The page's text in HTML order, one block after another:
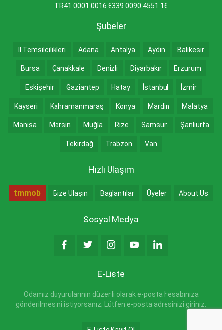
TR41 0001 0016 8339 0090 4551 16
Şubeler
İl Temsilcilikleri Adana Antalya Aydın Balıkesir
Bursa Çanakkale Denizli Diyarbakır Erzurum
Eskişehir Gaziantep Hatay İstanbul İzmir
Kayseri Kahramanmaraş Konya Mardin Malatya
Manisa Mersin Muğla Rize Samsun Şanlıurfa
Tekirdağ Trabzon Van
Hızlı Ulaşım
tmmob Bize Ulaşın Bağlantılar Üyeler About Us
Sosyal Medya
E-Liste
Odamız duyurularının düzenli olarak e-posta hesabınıza
gönderilmesini istiyorsanız; Lütfen e-posta adresinizi giriniz.